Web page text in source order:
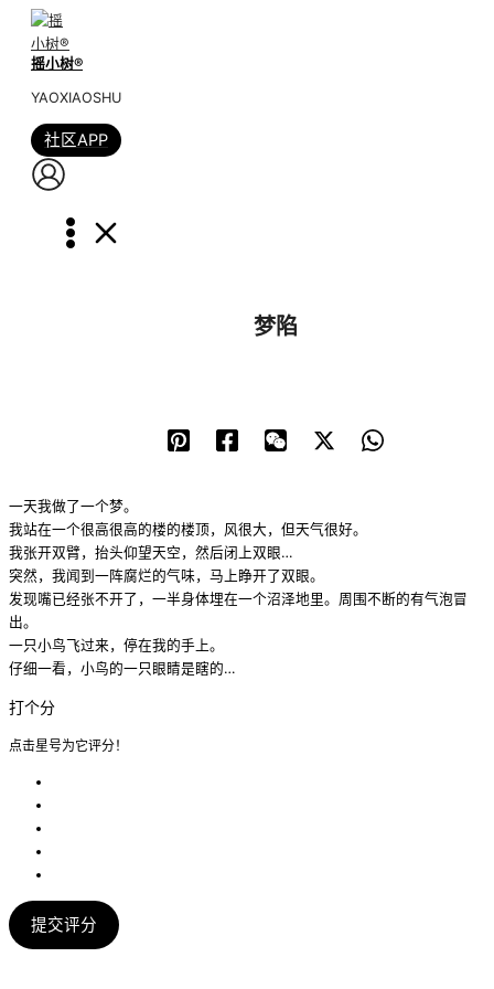
摇小树®️
YAOXIAOSHU
社区APP
梦陷
一天我做了一个梦。
我站在一个很高很高的楼的楼顶，风很大，但天气很好。
我张开双臂，抬头仰望天空，然后闭上双眼…
突然，我闻到一阵腐烂的气味，马上睁开了双眼。
发现嘴已经张不开了，一半身体埋在一个沼泽地里。周围不断的有气泡冒
出。
一只小鸟飞过来，停在我的手上。
仔细一看，小鸟的一只眼睛是瞎的…
打个分
点击星号为它评分！
提交评分